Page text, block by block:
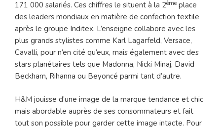
171 000 salariés. Ces chiffres le situent à la 2ème place
des leaders mondiaux en matière de confection textile
après le groupe Inditex. L’enseigne collabore avec les
plus grands stylistes comme Karl Lagarfeld, Versace,
Cavalli, pour n’en cité qu’eux, mais également avec des
stars planétaires tels que Madonna, Nicki Minaj, David
Beckham, Rihanna ou Beyoncé parmi tant d’autre.
H&M jouisse d’une image de la marque tendance et chic
mais abordable auprès de ses consommateurs et fait
tout son possible pour garder cette image intacte. Pour